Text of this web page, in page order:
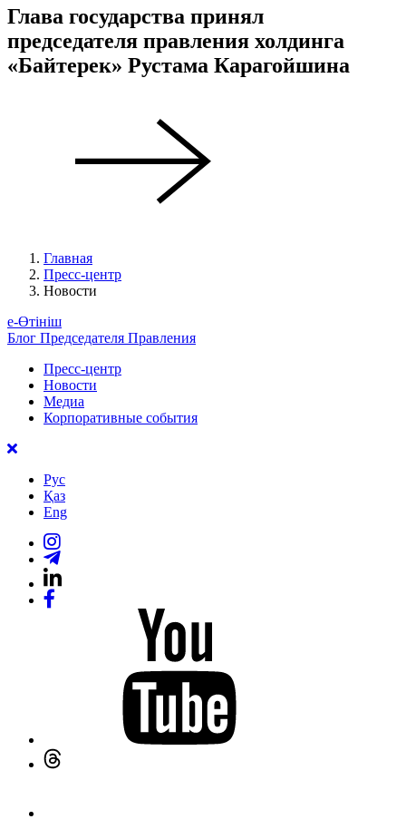
Глава государства принял
председателя правления холдинга
«Байтерек» Рустама Карагойшина
Главная
Пресс-центр
Новости
е-Өтініш
Блог Председателя Правления
Пресс-центр
Новости
Медиа
Корпоративные события
Рус
Қаз
Eng